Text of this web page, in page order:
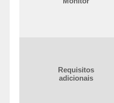
Requisitos
adicionais